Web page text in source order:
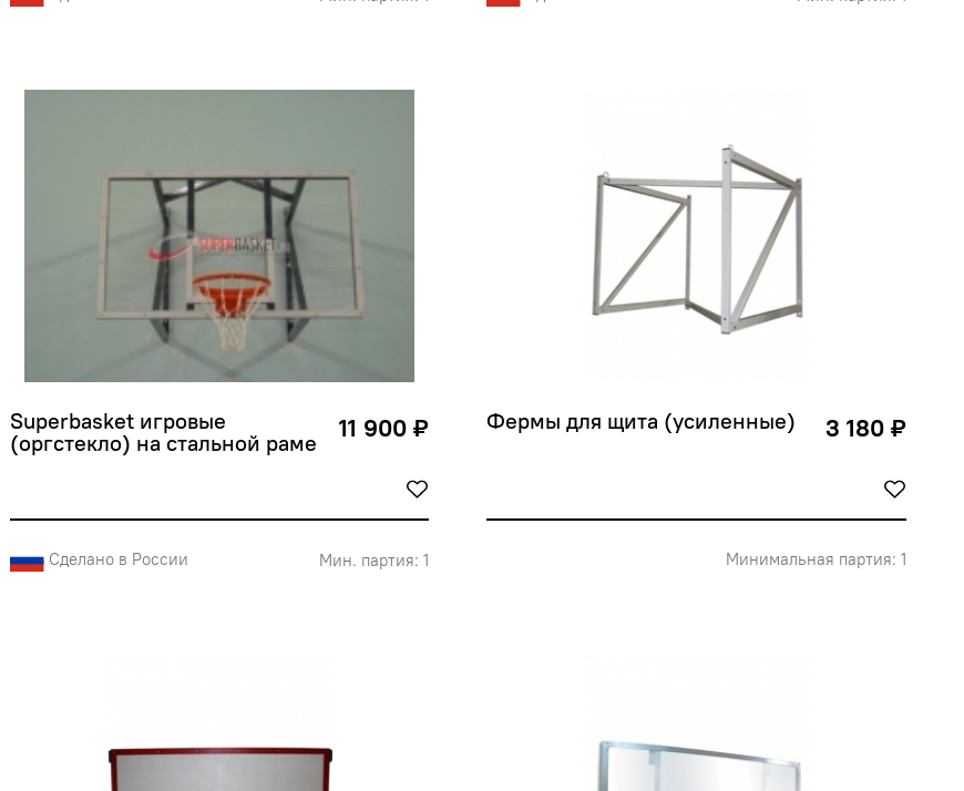
Superbasket игровые
(оргстекло) на стальной раме
11 900 ₽
Сделано в России Мин. партия: 1
Фермы для щита (усиленные) 3 180 ₽
Минимальная партия: 1